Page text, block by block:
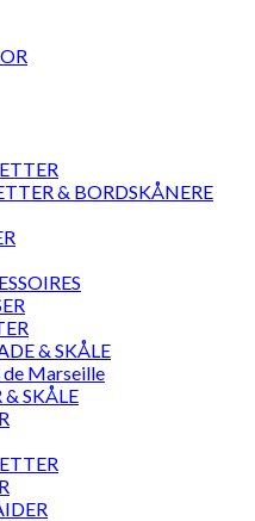
& BORDSKÅNERE
& SKÅLE
de Marseille
& SKÅLE